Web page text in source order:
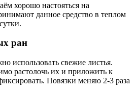
хорошо настояться на
данное средство в теплом
ран
использовать свежие листья.
растолочь их и приложить к
Повязки меняю 2-3 раза